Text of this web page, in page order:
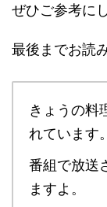
ぜひご参考に
最後までお読
きょうの料
れています。
番組で放送
ますよ。